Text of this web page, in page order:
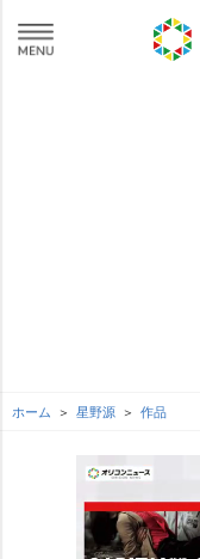
ホーム 星野源 作品